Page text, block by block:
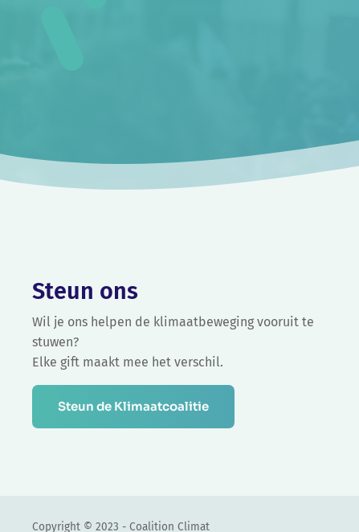
Steun ons
Wil je ons helpen de klimaatbeweging vooruit te
stuwen?
Elke gift maakt mee het verschil.
Steun de Klimaatcoalitie
Copyright © 2023 - Coalition Climat